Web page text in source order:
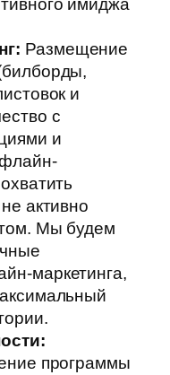
имиджа
Размещение
и
с
и
активно
Мы будем
маркетинга,
программы